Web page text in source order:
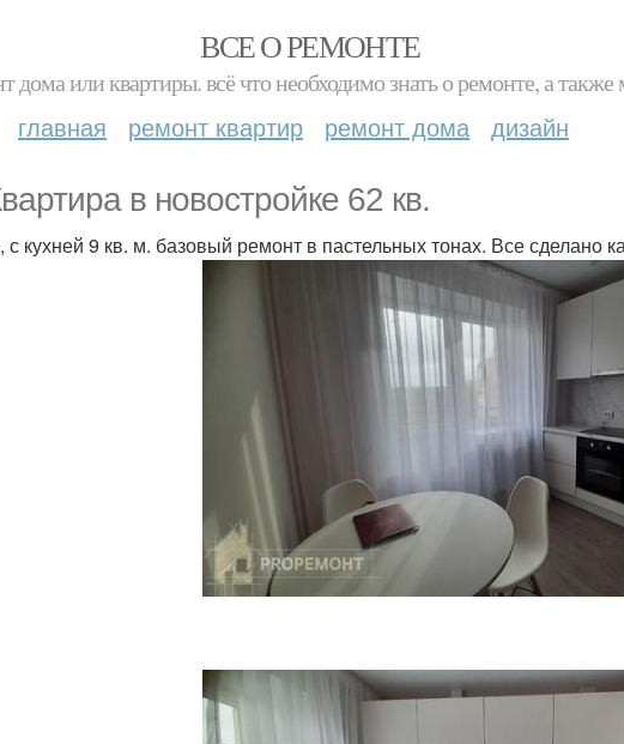
ВСЕ О РЕМОНТЕ
дома или квартиры. всё что необходимо знать о ремонте, а
главная ремонт квартир ремонт дома дизайн
в новостройке 62 кв.
с кухней 9 кв. м. базовый ремонт в пастельных тонах. Все сделано